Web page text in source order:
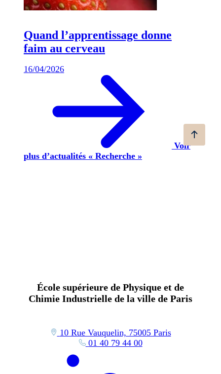
Quand l’apprentissage donne
faim au cerveau
16/04/2026
Voir
plus d’actualités « Recherche »
École supérieure de Physique et de
Chimie Industrielle de la ville de Paris
10 Rue Vauquelin, 75005 Paris
01 40 79 44 00